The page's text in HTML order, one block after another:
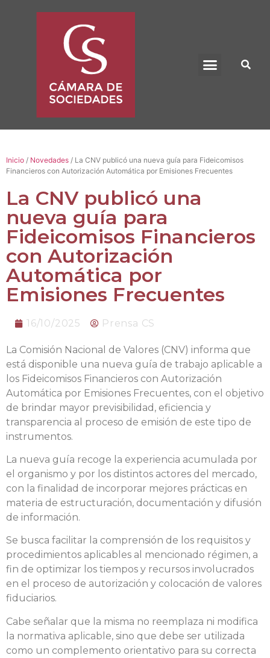
Inicio / Novedades / La CNV publicó una nueva guía para Fideicomisos
Financieros con Autorización Automática por Emisiones Frecuentes
La CNV publicó una
nueva guía para
Fideicomisos Financieros
con Autorización
Automática por
Emisiones Frecuentes
16/10/2025 Prensa CS
La Comisión Nacional de Valores (CNV) informa que
está disponible una nueva guía de trabajo aplicable a
los Fideicomisos Financieros con Autorización
Automática por Emisiones Frecuentes, con el objetivo
de brindar mayor previsibilidad, eficiencia y
transparencia al proceso de emisión de este tipo de
instrumentos.
La nueva guía recoge la experiencia acumulada por
el organismo y por los distintos actores del mercado,
con la finalidad de incorporar mejores prácticas en
materia de estructuración, documentación y difusión
de información.
Se busca facilitar la comprensión de los requisitos y
procedimientos aplicables al mencionado régimen, a
fin de optimizar los tiempos y recursos involucrados
en el proceso de autorización y colocación de valores
fiduciarios.
Cabe señalar que la misma no reemplaza ni modifica
la normativa aplicable, sino que debe ser utilizada
como un complemento orientativo para su correcta